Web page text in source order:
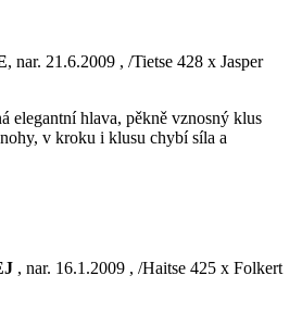
, nar. 21.6.2009 , /Tietse 428 x Jasper
elegantní hlava, pěkně vznosný klus
v kroku i klusu chybí síla a
, nar. 16.1.2009 , /Haitse 425 x Folkert